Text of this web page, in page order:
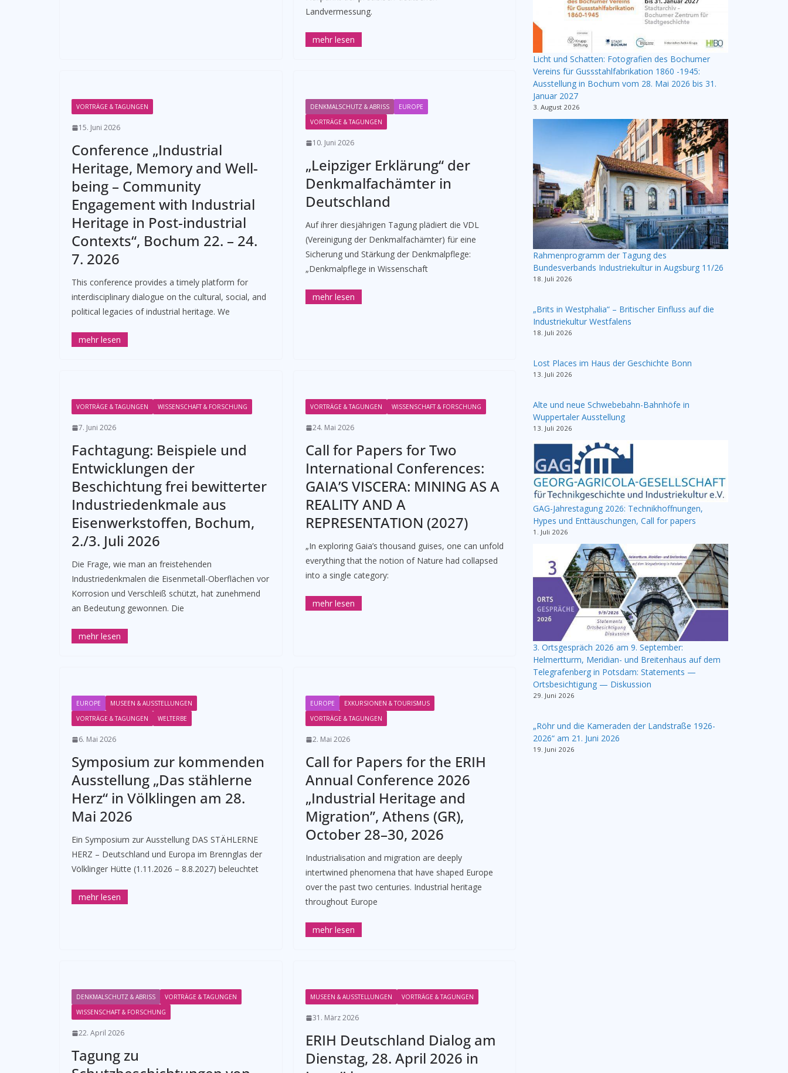
Landvermessung.
VORTRÄGE & TAGUNGEN
15. Juni 2026
Conference „Industrial
Heritage, Memory and Well-
being – Community
Engagement with Industrial
Heritage in Post-industrial
Contexts“, Bochum 22. – 24.
7. 2026
This conference provides a timely platform for
interdisciplinary dialogue on the cultural, social, and
political legacies of industrial heritage. We
DENKMALSCHUTZ & ABRISS
EUROPE
VORTRÄGE & TAGUNGEN
10. Juni 2026
„Leipziger Erklärung“ der
Denkmalfachämter in
Deutschland
Auf ihrer diesjährigen Tagung plädiert die VDL
(Vereinigung der Denkmalfachämter) für eine
Sicherung und Stärkung der Denkmalpflege:
„Denkmalpflege in Wissenschaft
VORTRÄGE & TAGUNGEN WISSENSCHAFT & FORSCHUNG
7. Juni 2026
Fachtagung: Beispiele und
Entwicklungen der
Beschichtung frei bewitterter
Industriedenkmale aus
Eisenwerkstoffen, Bochum,
2./3. Juli 2026
Die Frage, wie man an freistehenden
Industriedenkmalen die Eisenmetall-Oberflächen vor
Korrosion und Verschleiß schützt, hat zunehmend
an Bedeutung gewonnen. Die
VORTRÄGE & TAGUNGEN WISSENSCHAFT & FORSCHUNG
24. Mai 2026
Call for Papers for Two
International Conferences:
GAIA’S VISCERA: MINING AS A
REALITY AND A
REPRESENTATION (2027)
„In exploring Gaia’s thousand guises, one can unfold
everything that the notion of Nature had collapsed
into a single category:
EUROPE
MUSEEN & AUSSTELLUNGEN
VORTRÄGE & TAGUNGEN
WELTERBE
6. Mai 2026
Symposium zur kommenden
Ausstellung „Das stählerne
Herz“ in Völklingen am 28.
Mai 2026
Ein Symposium zur Ausstellung DAS STÄHLERNE
HERZ – Deutschland und Europa im Brennglas der
Völklinger Hütte (1.11.2026 – 8.8.2027) beleuchtet
EUROPE
EXKURSIONEN & TOURISMUS
VORTRÄGE & TAGUNGEN
2. Mai 2026
Call for Papers for the ERIH
Annual Conference 2026
„Industrial Heritage and
Migration”, Athens (GR),
October 28–30, 2026
Industrialisation and migration are deeply
intertwined phenomena that have shaped Europe
over the past two centuries. Industrial heritage
throughout Europe
DENKMALSCHUTZ & ABRISS
VORTRÄGE & TAGUNGEN
WISSENSCHAFT & FORSCHUNG
22. April 2026
Tagung zu
MUSEEN & AUSSTELLUNGEN VORTRÄGE & TAGUNGEN
31. März 2026
ERIH Deutschland Dialog am
Dienstag, 28. April 2026 in
Licht und Schatten: Fotografien des Bochumer
Vereins für Gussstahlfabrikation 1860 -1945:
Ausstellung in Bochum vom 28. Mai 2026 bis 31.
Januar 2027
3. August 2026
Rahmenprogramm der Tagung des
Bundesverbands Industriekultur in Augsburg 11/26
18. Juli 2026
„Brits in Westphalia“ – Britischer Einfluss auf die
Industriekultur Westfalens
18. Juli 2026
Lost Places im Haus der Geschichte Bonn
13. Juli 2026
Alte und neue Schwebebahn-Bahnhöfe in
Wuppertaler Ausstellung
13. Juli 2026
GAG-Jahrestagung 2026: Technikhoffnungen,
Hypes und Enttäuschungen, Call for papers
1. Juli 2026
3. Ortsgespräch 2026 am 9. September:
Helmertturm, Meridian- und Breitenhaus auf dem
Telegrafenberg in Potsdam: Statements —
Ortsbesichtigung — Diskussion
29. Juni 2026
„Röhr und die Kameraden der Landstraße 1926-
2026“ am 21. Juni 2026
19. Juni 2026